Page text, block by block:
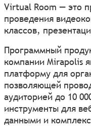
Virtual Room — это
проведения
классов,
Программный
компании Mirapolis
платформу для
позволяющей
аудиторией до 10
инструменты для
данными и